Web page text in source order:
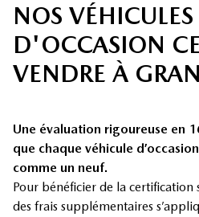
NOS
D'OCCASION
VENDRE À
Une évaluation rigoureuse en
que chaque véhicule
comme un neuf.
Pour bénéficier de la certification
des frais supplémentaires